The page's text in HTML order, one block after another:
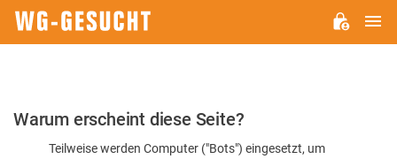
Bitte
Warum erscheint diese Seite?
Teilweise werden Computer ("Bots") eingesetzt, um